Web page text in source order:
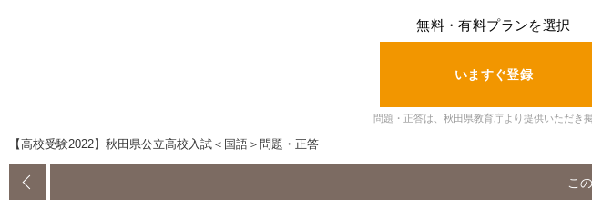
無料・有料プランを選択
いますぐ登録
問題・正答は、秋田県教育庁より提供いただき
【高校受験2022】秋田県公立高校入試＜国語＞問題・正答
こ